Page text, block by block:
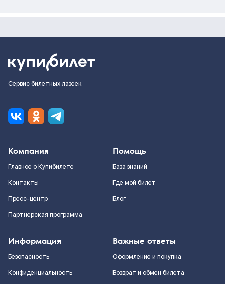
Сервис билетных лазеек
Компания
Главное о Купибилете
Контакты
Пресс-центр
Партнерская программа
Помощь
База знаний
Где мой билет
Блог
Информация
Безопасность
Конфиденциальность
Важные ответы
Оформление и покупка
Возврат и обмен билета